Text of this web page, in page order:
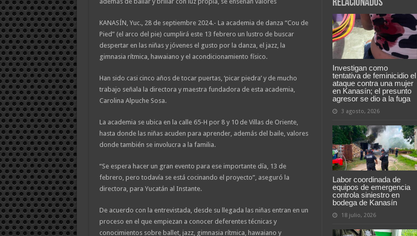
relacionados
Investigan como
tentativa de feminicidio el
ataque contra una mujer
en Kanasín; el presunto
agresor se dio a la fuga
3 agosto, 2026
Labor coordinada de
equipos de emergencia
controla siniestro en
bodega de Kanasín
18 julio, 2026
KANASÍN, Yuc., 28 de septiembre 2024.- La academia de danza “Cou de
Pied” (el arco del pie) cumplirá este 13 febrero un lustro de buscar
despertar en las niñas y jóvenes el gusto por la danza, el jazz, la
gimnasia rítmica, hawaiano y el acondicionamiento físico.
Han sido casi cinco años de tocar puertas, ‘picar piedra’ y de mucho
trabajo señala la directora y maestra fundadora de esta academia,
Carolina Alpuche Sosa.
La academia se ubica en la calle 65-H por 8 y 10 de Villas de Oriente,
hasta donde las niñas acuden para aprender, además del baile, valores
donde también se involucra a la familia.
“Se espera hacer un gran evento para ese importante día, 13 de
febrero, pero todavía se está cocinando el proyecto”, aseguró la
directora, para Yucatán al Instante.
De acuerdo con la entrevistada, desde su llegada las niñas entran en un
proceso en el que empiezan a conocer deferentes técnicas y
conocimientos sobre ballet, jazz, gimnasia rítmica, hawaiano y